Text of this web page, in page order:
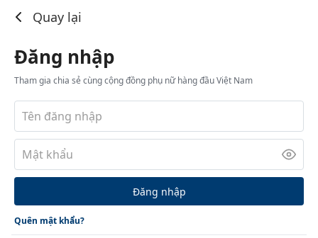
Quay lại
Đăng nhập
Tham gia chia sẻ cùng cộng đồng phụ nữ hàng đầu Việt Nam
Đăng nhập
Quên mật khẩu?